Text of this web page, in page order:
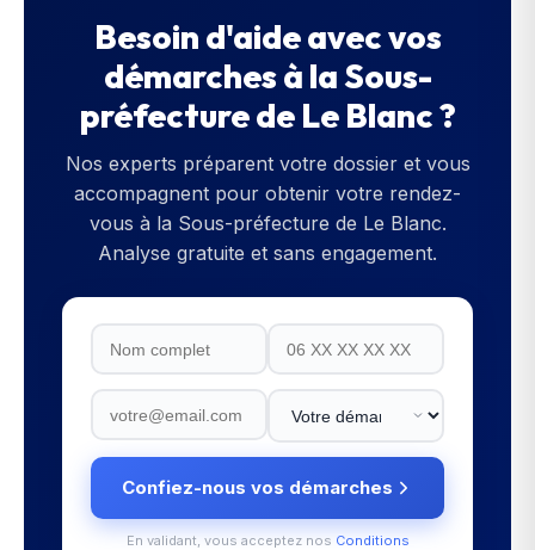
Besoin d'aide avec vos
démarches à laSous-
préfecture de Le Blanc?
Nos experts préparent votre dossier et vous
accompagnent pour obtenir votre rendez-
vous à la Sous-préfecture de Le Blanc.
Analyse gratuite et sans engagement.
Confiez-nous vos démarches
En validant, vous acceptez nos Conditions